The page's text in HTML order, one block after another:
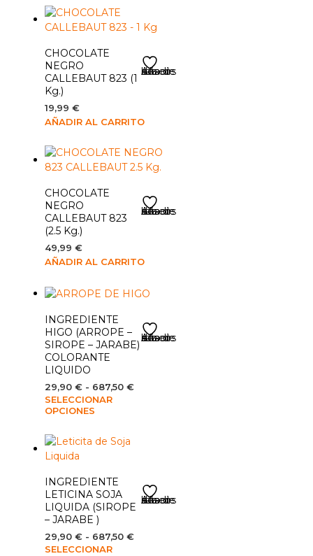
era:
49,99 €.
Añadir a la lista de deseos
CHOCOLATE
NEGRO
CALLEBAUT 823 (1
Kg.)
19,99€
AÑADIR AL CARRITO
Añadir a la lista de deseos
CHOCOLATE
NEGRO
CALLEBAUT 823
(2.5 Kg.)
49,99€
AÑADIR AL CARRITO
Añadir a la lista de deseos
INGREDIENTE
HIGO (ARROPE –
SIROPE – JARABE)
COLORANTE
LIQUIDO
29,90€ - 687,50€Rango
SELECCIONAR
OPCIONES
se
Añadir a la lista de deseos
INGREDIENTE
LETICINA SOJA
LIQUIDA (SIROPE
– JARABE )
29,90€ - 687,50€Rango
SELECCIONAR